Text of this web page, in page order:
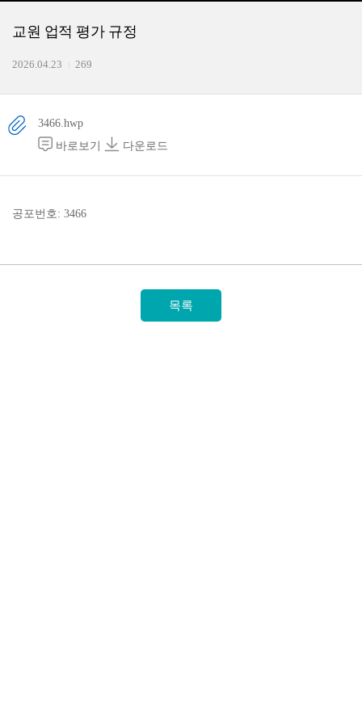
교원 업적 평가 규정
2026.04.23 269
3466.hwp
바로보기
다운로드
공포번호: 3466